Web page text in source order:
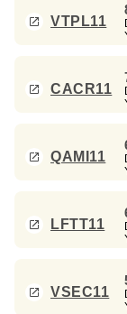
VTPL11
CACR11
QAMI11
LFTT11
VSEC11